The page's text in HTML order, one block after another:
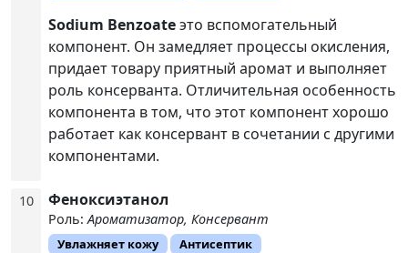
Sodium Benzoateэто вспомогательный
компонент. Он замедляет процессы окисления,
придает товару приятный аромат и выполняет
роль консерванта. Отличительная особенность
компонента в том, что этот компонент хорошо
работает как консервант в сочетании с другими
компонентами.
10 Феноксиэтанол
Роль: Ароматизатор, Консервант
Увлажняет кожу Антисептик